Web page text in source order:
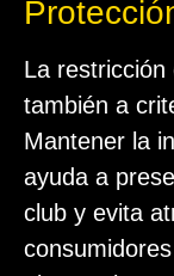
La
también a
Mantener la
ayuda a
club y evita